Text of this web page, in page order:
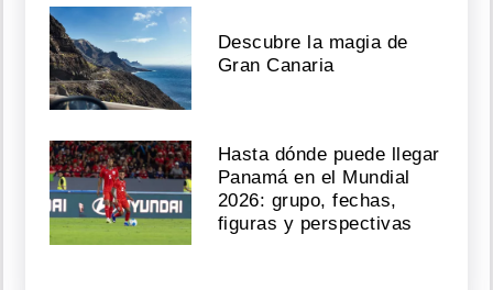
Descubre la magia de
Gran Canaria
Hasta dónde puede llegar
Panamá en el Mundial
2026: grupo, fechas,
figuras y perspectivas